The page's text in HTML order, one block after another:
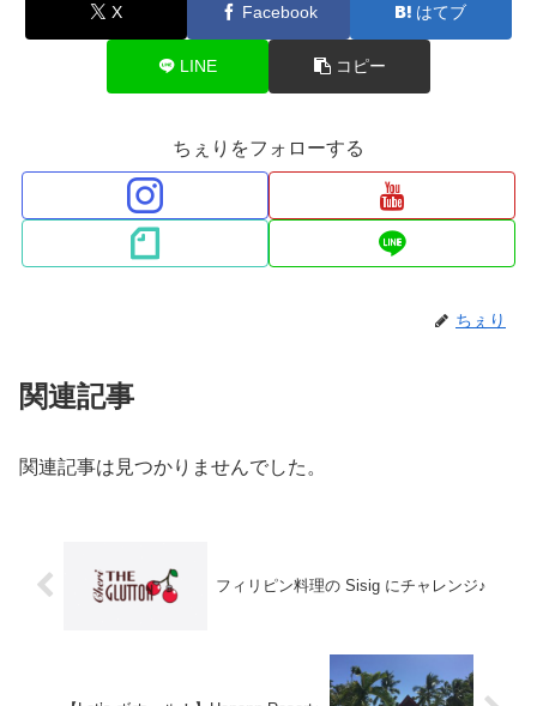
X Facebook はてブ
LINE コピー
ちぇりをフォローする
ちぇり
関連記事
関連記事は見つかりませんでした。
フィリピン料理の Sisig にチャレンジ♪